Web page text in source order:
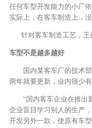
任何车型开发能力的小厂
实际上，在客车制造上，
针对客车制造工艺，王
车型不是越多越好
国内某客车厂的技术部
两年就要更新，业内很少
“国内客车企业在推出新
企业盲目学习别人的生产
开发另外一款，使原有车